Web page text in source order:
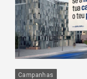
Campanhas